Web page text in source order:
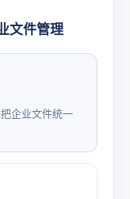
文件管理
企业文件统一